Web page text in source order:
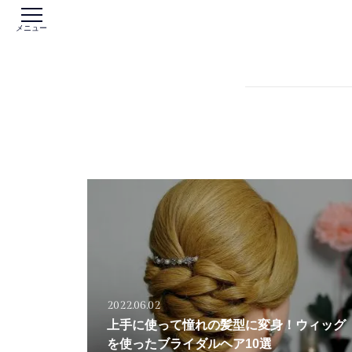
メニュー
2022.06.02
上手に使って憧れの髪型に変身！ウィッグ
を使ったブライダルヘア10選